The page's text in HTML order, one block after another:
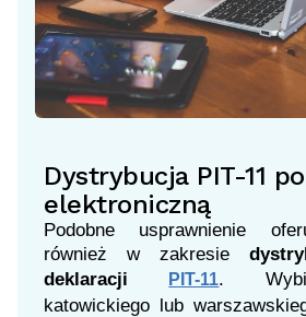
Dystrybucja PIT-11
elektroniczną
Podobne usprawnienie
również w zakresie
deklaracji
PIT-11.
katowickiego lub